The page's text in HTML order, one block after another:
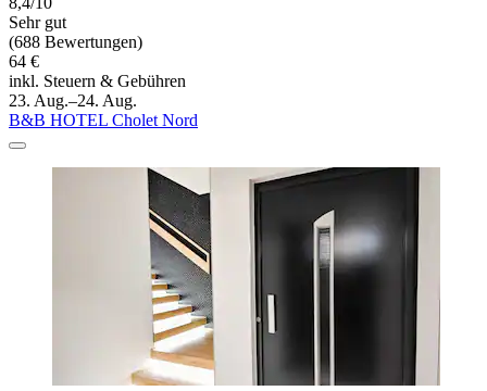
Sehr gut
(688 Bewertungen)
64 €
inkl. Steuern & Gebühren
23. Aug.–24. Aug.
B&B HOTEL Cholet Nord